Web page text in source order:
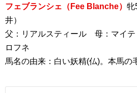
フェブランシェ（Fee Blanche） 牝
井）
父：リアルスティール 母：マイ
ロフネ
馬名の由来：白い妖精(仏)。本馬の